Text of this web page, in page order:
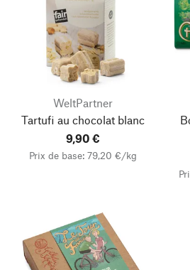
WeltPartner
Tartufi au chocolat blanc
9,90 €
Prix de base: 79,20 €/kg